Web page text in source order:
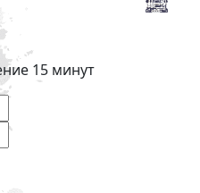
15 минут